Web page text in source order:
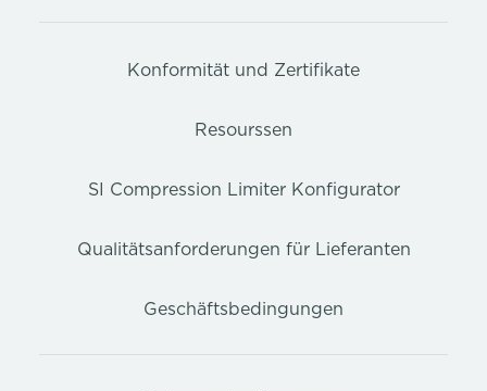
Konformität und Zertifikate
Resourssen
SI Compression Limiter Konfigurator
Qualitätsanforderungen für Lieferanten
Geschäftsbedingungen